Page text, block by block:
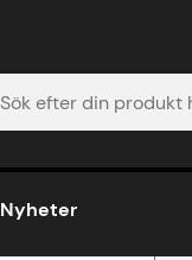
Nyheter
Spara